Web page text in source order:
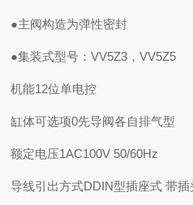
●主阀构造为弹性密封
●集装式型号：VV5Z3，VV5Z5
机能12位单电控
缸体可选项0先导阀各自排气型
额定电压1AC100V 50/60Hz
导线引出方式DDIN型插座式 带插